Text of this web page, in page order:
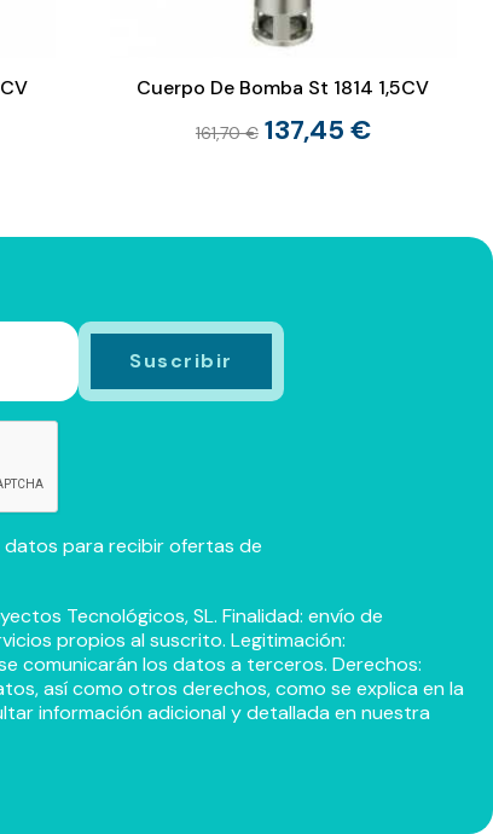
Cuerpo De Bomba St 1814 1,5CV
161,70 € 137,45 €
para recibir ofertas de
Tecnológicos, SL. Finalidad: envío de
propios al suscrito. Legitimación:
comunicarán los datos a terceros. Derechos:
así como otros derechos, como se explica en la
información adicional y detallada en nuestra